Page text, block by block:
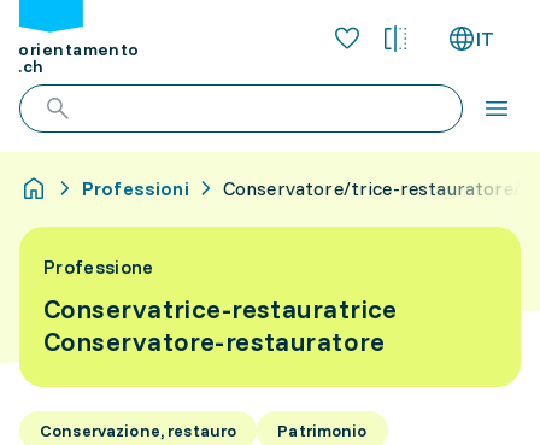
orientamento
.ch
IT
Professioni Conservatore/trice-restauratore/
Professione
Conservatrice-restauratrice
Conservatore-restauratore
Conservazione, restauro Patrimonio